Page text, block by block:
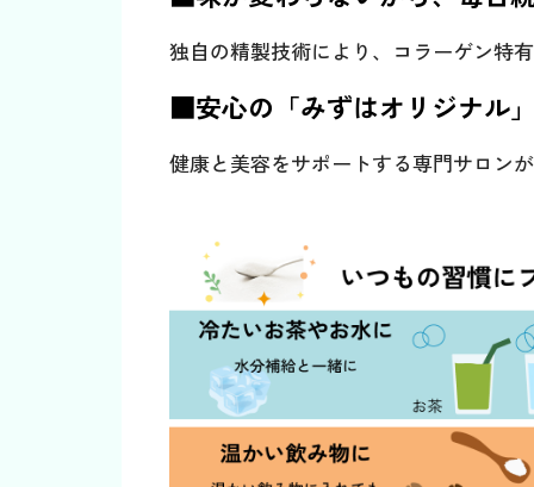
独自の精製技術により、コラーゲン特
■安心の「みずはオリジナル」
健康と美容をサポートする専門サロン